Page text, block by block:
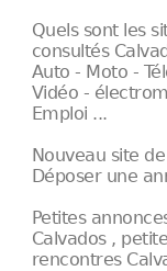
Quels sont les
consultés
Auto - Moto -
Vidéo -
Emploi ...
Nouveau site
Déposer une
Petites
Calvados ,
rencontres